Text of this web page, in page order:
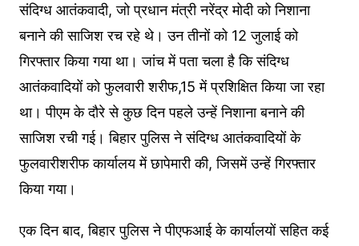
संदिग्ध आतंकवादी, जो प्रधान मंत्री नरेंद्र मोदी को निशाना
बनाने की साजिश रच रहे थे। उन तीनों को 12 जुलाई को
गिरफ्तार किया गया था। जांच में पता चला है कि संदिग्ध
आतंकवादियों को फुलवारी शरीफ,15 में प्रशिक्षित किया जा रहा
था। पीएम के दौरे से कुछ दिन पहले उन्हें निशाना बनाने की
साजिश रची गई। बिहार पुलिस ने संदिग्ध आतंकवादियों के
फुलवारीशरीफ कार्यालय में छापेमारी की, जिसमें उन्हें गिरफ्तार
किया गया।
एक दिन बाद, बिहार पुलिस ने पीएफआई के कार्यालयों सहित कई